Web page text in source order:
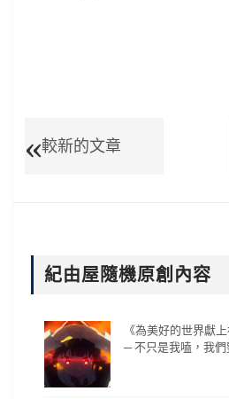
較新的文章
紀由屋隨機原創內容
《為美好的世界獻
─ 不只是我嗑，我們